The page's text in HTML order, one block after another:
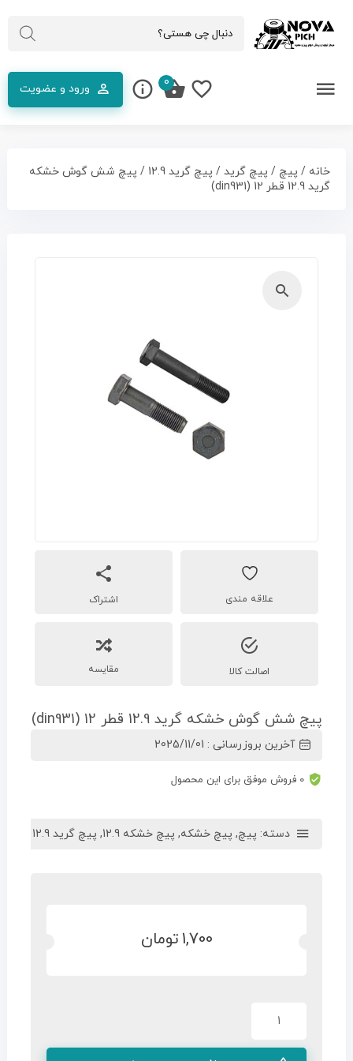
ورود و عضویت 0
خانه / پیچ / پیچ گرید/ پیچ گرید 12.9
/ پیچ شش گوش خشکه
گرید 12.9 قطر 12 (din931)
اشتراک
اصالت کالا مقایسه
پیچ شش گوش خشکه گرید 12.9 قطر 12 (din931)
آخرین بروزرسانی : 2025/11/01
0 فروش موفق برای این محصول
دسته: پیچ, پیچ خشکه, پیچ خشکه 12.9 , پیچ گرید 12.9
1,700 تومان